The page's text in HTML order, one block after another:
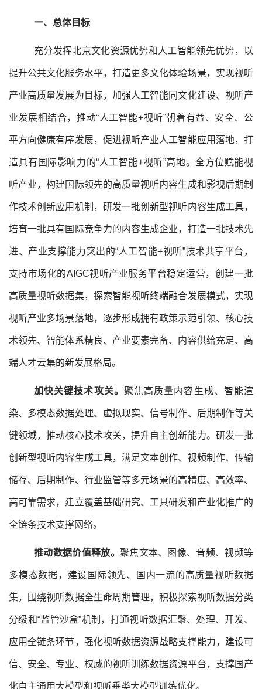
一、总体目标
充分发挥北京文化资源优势和人工智能领先优势，以
提升公共文化服务水平，打造更多文化体验场景，实现视听
产业高质量发展为目标，加强人工智能同文化建设、视听产
业发展相结合，推动“人工智能+视听”朝着有益、安全、公
平方向健康有序发展，促进视听产业人工智能应用落地，打
造具有国际影响力的“人工智能+视听”高地。全方位赋能视
听产业，构建国际领先的高质量视听内容生成和影视后期制
作技术创新应用机制，研发一批创新型视听内容生成工具，
培育一批具有国际竞争力的内容生成企业，打造一批技术先
进、产业支撑能力突出的“人工智能+视听”技术共享平台，
支持市场化的AIGC视听产业服务平台稳定运营，创建一批
高质量视听数据集，探索智能视听终端融合发展模式，实现
视听产业多场景落地，逐步形成拥有政策示范引领、核心技
术领先、智能体系精良、产业要素完备、内容供给充足、高
端人才云集的新发展格局。
加快关键技术攻关。 聚焦高质量内容生成、智能渲
染、多模态数据处理、虚拟现实、信号制作、后期制作等关
键领域，推动核心技术攻关，提升自主创新能力。研发一批
创新型视听内容生成工具，满足文本创作、视频制作、传输
储存、后期制作、行业监管等多元场景的高精度、高效率、
高可靠需求，建立覆盖基础研究、工具研发和产业化推广的
全链条技术支撑网络。
推动数据价值释放。 聚焦文本、图像、音频、视频等
多模态数据，建设国际领先、国内一流的高质量视听数据
集，围绕视听数据全生命周期管理，积极探索视听数据分类
分级和“监管沙盒”机制，打通视听数据汇聚、处理、开发、
应用全链条环节，强化视听数据资源战略支撑能力，建设可
信、安全、专业、权威的视听训练数据资源平台，支撑国产
化自主通用大模型和视听垂类大模型训练优化。